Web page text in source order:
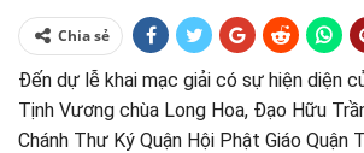
Chia sẻ
Đến dự lễ khai mạc giải có sự hiện diện
Tịnh Vương chùa Long Hoa, Đạo Hữu
Chánh Thư Ký Quận Hội Phật Giáo Quận